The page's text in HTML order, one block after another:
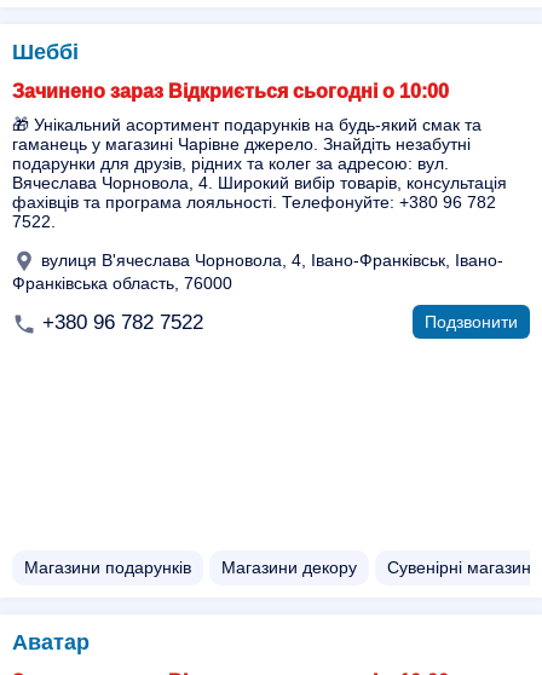
Шеббі
Зачинено зараз Відкриється сьогодні о 10:00
🎁 Унікальний асортимент подарунків на будь-який смак та
гаманець у магазині Чарівне джерело. Знайдіть незабутні
подарунки для друзів, рідних та колег за адресою: вул.
Вячеслава Чорновола, 4. Широкий вибір товарів, консультація
фахівців та програма лояльності. Телефонуйте: +380 96 782
7522.
вулиця В'ячеслава Чорновола, 4, Івано-Франківськ, Івано-
Франківська область, 76000
+380 96 782 7522 Подзвонити
Магазини подарунків Магазини декору Сувенірні магазини
Аватар